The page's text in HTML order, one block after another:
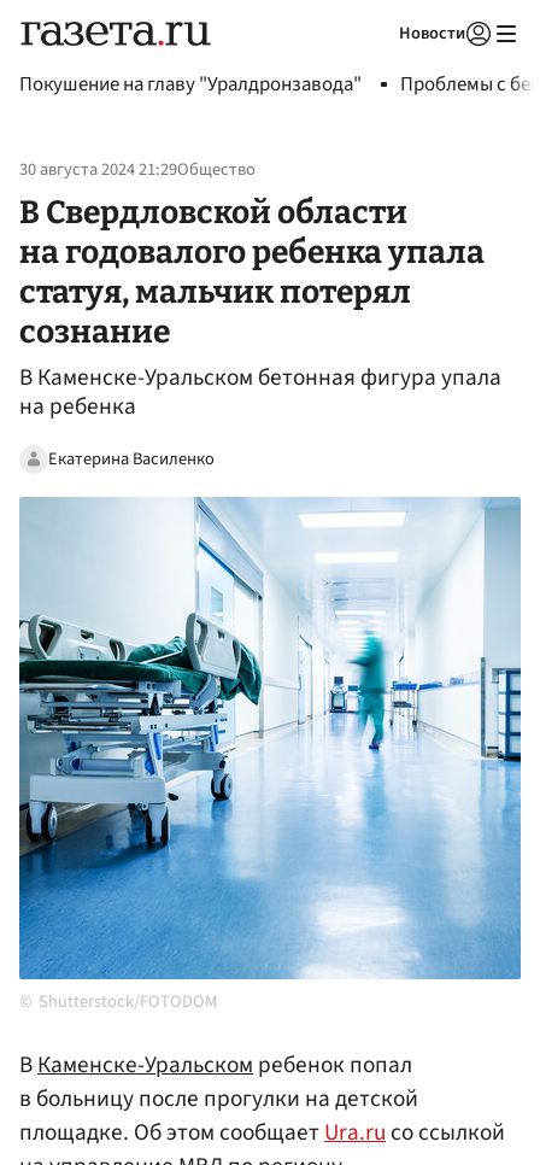
Новости
Покушение на главу "Уралдронзавода" Проблемы с
30 августа 2024 21:29Общество
В Свердловской области
на годовалого ребенка упала
статуя, мальчик потерял
сознание
В Каменске-Уральском бетонная фигура упала
на ребенка
Екатерина Василенко
Shutterstock/FOTODOM
ВКаменске-Уральскомребенок попал
в больницу после прогулки на детской
площадке. Об этом сообщаетUra.ruсо ссылкой